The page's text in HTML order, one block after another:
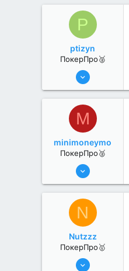
0
P
ptizyn
ПокерПро🥈
6 Июн 2022
0
M
minimoneymo
ПокерПро🥈
8 Июн 2022
0
N
Nutzzz
ПокерПро🥇
8 Июн 2022